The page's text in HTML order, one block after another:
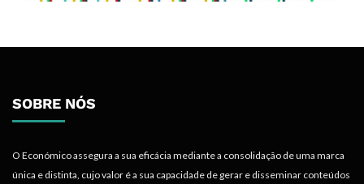
SOBRE NÓS
O Económico assegura a sua eficácia mediante a consolidação de uma marca
única e distinta, cujo valor é a sua capacidade de gerar e disseminar conteúdos